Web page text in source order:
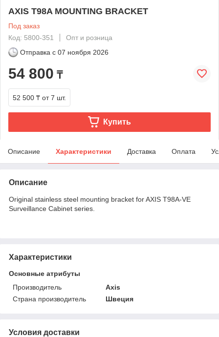
AXIS T98A MOUNTING BRACKET
Под заказ
Код: 5800-351
Опт и розница
Отправка с 07 ноября 2026
54 800 ₸
52 500 ₸ от 7 шт.
Купить
Описание Характеристики Доставка Оплата
Описание
Original stainless steel mounting bracket for AXIS T98A-VE
Surveillance Cabinet series.
Характеристики
Основные атрибуты
Производитель
Axis
Страна производитель
Швеция
Условия доставки